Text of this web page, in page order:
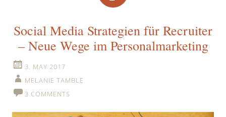
Social Media Strategien für Recruiter
– Neue Wege im Personalmarketing
3. MAY 2017
MELANIE TAMBLE
3 COMMENTS